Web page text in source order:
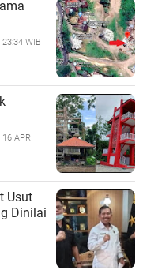
WIB
16 APR
Usut
Dinilai